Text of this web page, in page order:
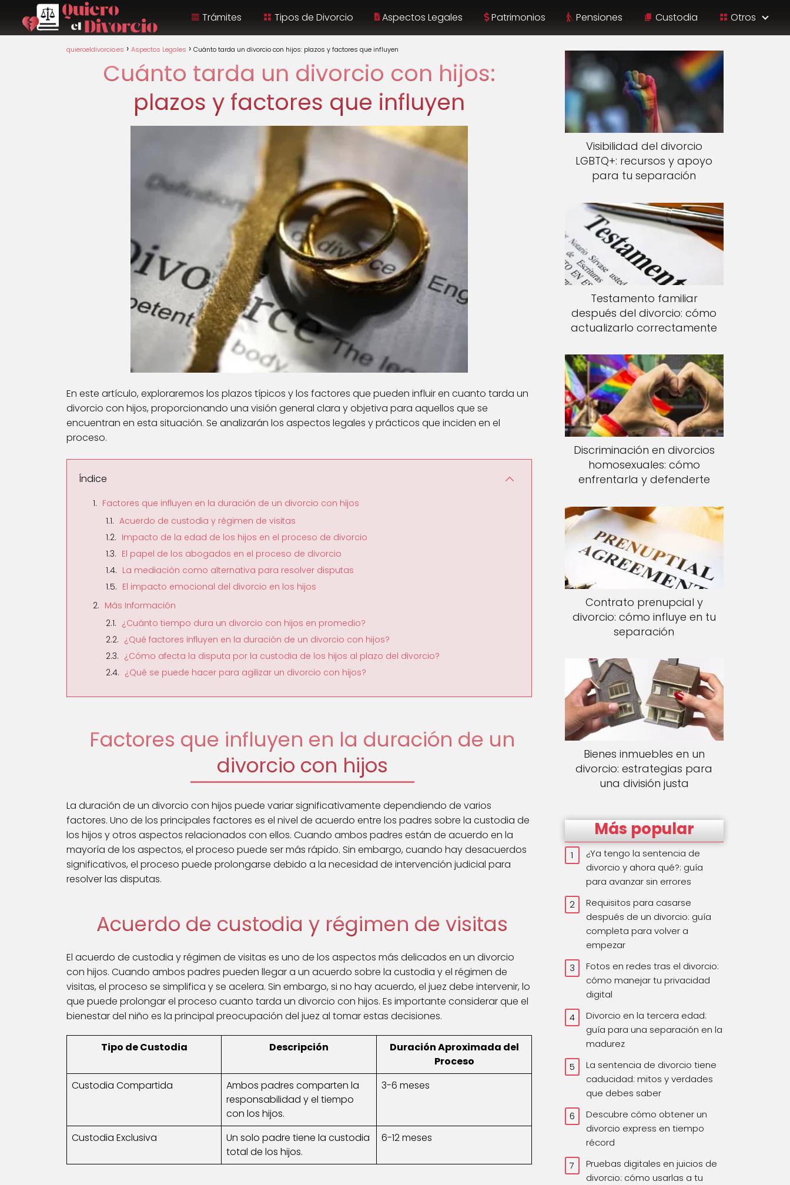
Trámites Tipos de Divorcio Aspectos Legales Patrimonios Pensiones Custodia Otros
quieroeldivorcio.es Aspectos Legales Cuánto tarda un divorcio con hijos: plazos y factores que influyen
Cuánto tarda un divorcio con hijos:
plazos y factores que influyen
En este artículo, exploraremos los plazos típicos y los factores que pueden influir en cuanto tarda un
divorcio con hijos, proporcionando una visión general clara y objetiva para aquellos que se
encuentran en esta situación. Se analizarán los aspectos legales y prácticos que inciden en el
proceso.
Índice
Factores que influyen en la duración de un divorcio con hijos
Acuerdo de custodia y régimen de visitas
Impacto de la edad de los hijos en el proceso de divorcio
El papel de los abogados en el proceso de divorcio
La mediación como alternativa para resolver disputas
El impacto emocional del divorcio en los hijos
Más Información
¿Cuánto tiempo dura un divorcio con hijos en promedio?
¿Qué factores influyen en la duración de un divorcio con hijos?
¿Cómo afecta la disputa por la custodia de los hijos al plazo del divorcio?
¿Qué se puede hacer para agilizar un divorcio con hijos?
Factores que influyen en la duración de un
divorcio con hijos
La duración de un divorcio con hijos puede variar significativamente dependiendo de varios
factores. Uno de los principales factores es el nivel de acuerdo entre los padres sobre la custodia de
los hijos y otros aspectos relacionados con ellos. Cuando ambos padres están de acuerdo en la
mayoría de los aspectos, el proceso puede ser más rápido. Sin embargo, cuando hay desacuerdos
significativos, el proceso puede prolongarse debido a la necesidad de intervención judicial para
resolver las disputas.
Acuerdo de custodia y régimen de visitas
El acuerdo de custodia y régimen de visitas es uno de los aspectos más delicados en un divorcio
con hijos. Cuando ambos padres pueden llegar a un acuerdo sobre la custodia y el régimen de
visitas, el proceso se simplifica y se acelera. Sin embargo, si no hay acuerdo, el juez debe intervenir, lo
que puede prolongar el proceso cuanto tarda un divorcio con hijos. Es importante considerar que el
bienestar del niño es la principal preocupación del juez al tomar estas decisiones.
Tipo de Custodia Descripción
Duración Aproximada del
Proceso
Custodia Compartida
Ambos padres comparten la
responsabilidad y el tiempo
con los hijos.
3-6 meses
Custodia Exclusiva
Un solo padre tiene la custodia
total de los hijos.
6-12 meses
Visibilidad del divorcio
LGBTQ+: recursos y apoyo
para tu separación
Testamento familiar
después del divorcio: cómo
actualizarlo correctamente
Discriminación en divorcios
homosexuales: cómo
enfrentarla y defenderte
Contrato prenupcial y
divorcio: cómo influye en tu
separación
Bienes inmuebles en un
divorcio: estrategias para
una división justa
Más popular
¿Ya tengo la sentencia de
divorcio y ahora qué?: guía
para avanzar sin errores
Requisitos para casarse
después de un divorcio: guía
completa para volver a
empezar
Fotos en redes tras el divorcio:
cómo manejar tu privacidad
digital
Divorcio en la tercera edad:
guía para una separación en la
madurez
La sentencia de divorcio tiene
caducidad: mitos y verdades
que debes saber
Descubre cómo obtener un
divorcio express en tiempo
récord
Pruebas digitales en juicios de
divorcio: cómo usarlas a tu